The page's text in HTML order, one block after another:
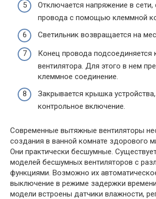
Отключается напряжение в
провода с помощью клеммной
Светильник возвращается на
Конец провода подсоединяется
вентилятора. Для этого в нем
клеммное соединение.
Закрывается крышка
контрольное включение.
Современные вытяжные вентиляторы
создания в ванной комнате здорового
Они практически бесшумные.
моделей бесшумных вентиляторов с
функциями. Возможно их
выключение в режиме задержки
модели встроены датчики влажности,